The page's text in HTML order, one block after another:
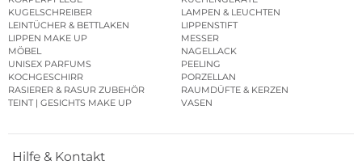
KUGELSCHREIBER
LAMPEN & LEUCHTEN
LEINTÜCHER & BETTLAKEN
LIPPENSTIFT
LIPPEN MAKE UP
MESSER
MÖBEL
NAGELLACK
UNISEX PARFUMS
PEELING
KOCHGESCHIRR
PORZELLAN
RASIERER & RASUR ZUBEHÖR
RAUMDÜFTE & KERZEN
TEINT | GESICHTS MAKE UP
VASEN
Hilfe & Kontakt